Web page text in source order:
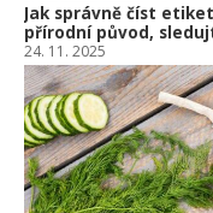
Jak správně číst
přírodní původ,
24. 11. 2025